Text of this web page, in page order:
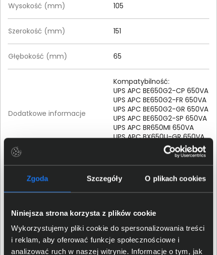
Zgoda Szczegóły O plikach cookies
Niniejsza strona korzysta z plików cookie
Wykorzystujemy pliki cookie do spersonalizowania treści
i reklam, aby oferować funkcje społecznościowe i
analizować ruch w naszej witrynie. Informacje o tym, jak
Wysokość (mm) 105
Szerokość (mm) 151
Głębokość (mm) 65
Dodatkowe informacje
Kompatybilność:
UPS APC BE650G2-CP 650VA
UPS APC BE650G2-FR 650VA
UPS APC BE650G2-GR 650VA
UPS APC BE650G2-SP 650VA
UPS APC BR650MI 650VA
UPS APC BX650LI-GR 650VA
UPS APC BX700U-MS 700VA
Szczegóły dotyczące zgodności produktu z
przepisami
Dane producenta
Schneider Electric SAS; 35
Rueil-Malmaison, France;
raymond.lizotte@se.com